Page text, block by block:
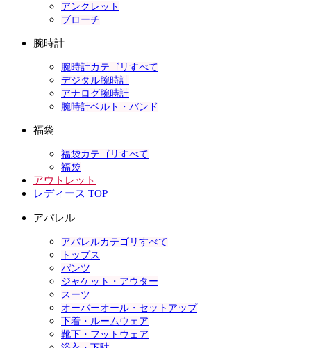
アンクレット
ブローチ
腕時計
腕時計カテゴリすべて
デジタル腕時計
アナログ腕時計
腕時計ベルト・バンド
福袋
福袋カテゴリすべて
福袋
アウトレット
レディース TOP
アパレル
アパレルカテゴリすべて
トップス
パンツ
ジャケット・アウター
スーツ
オーバーオール・セットアップ
下着・ルームウェア
靴下・フットウェア